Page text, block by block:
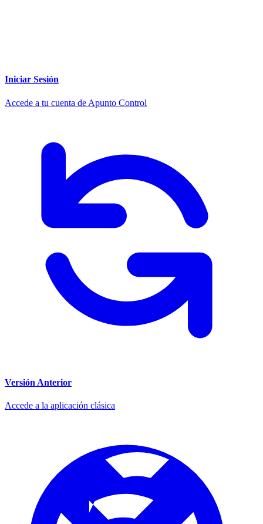
Iniciar Sesión
Accede a tu cuenta de Apunto Control
Versión Anterior
Accede a la aplicación clásica